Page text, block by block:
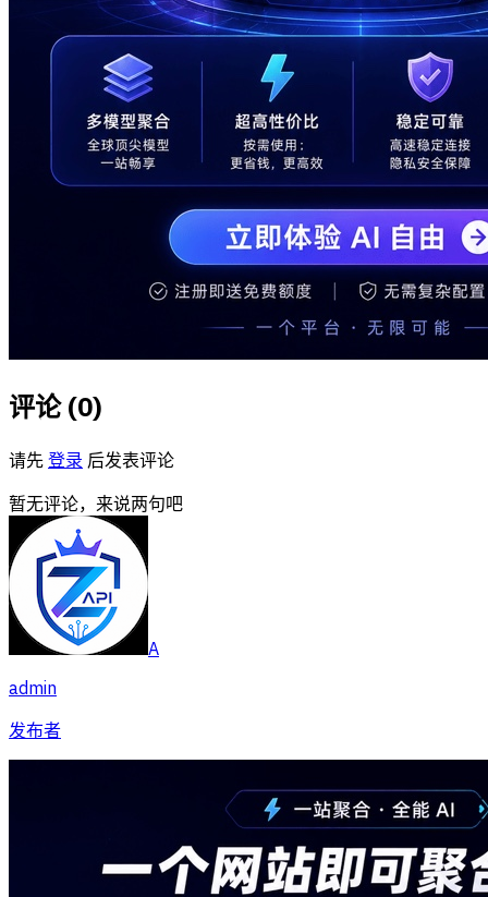
评论 (0)
请先 登录 后发表评论
暂无评论，来说两句吧
A
admin
发布者